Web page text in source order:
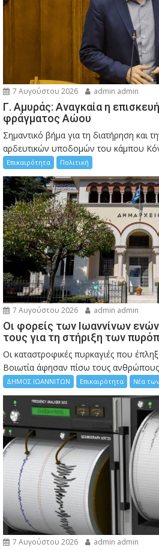
7 Αυγούστου 2026 admin admin
Γ. Αμυράς: Αναγκαία η
φράγματος Αώου
Σημαντικό βήμα για τη διατήρηση και
αρδευτικών υποδομών του κάμπου
Επικαιρότητα Πολιτική
7 Αυγούστου 2026 admin admin
Οι φορείς των Ιωαννίνων
τους για τη στήριξη των
Οι καταστροφικές πυρκαγιές που
Bοιωτία άφησαν πίσω τους
ΔΗΜΟΣ ΙΩΑΝΝΙΤΩΝ Επικαιρότητα Νέα
7 Αυγούστου 2026 admin admin